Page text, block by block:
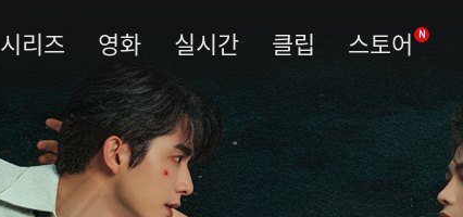
시리즈 영화 실시간 클립 스토어 N